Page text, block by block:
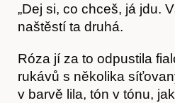
„Dej si, co chceš, já jdu.
naštěstí ta druhá.
Róza jí za to odpustila
rukávů s několika
v barvě lila, tón v tónu,